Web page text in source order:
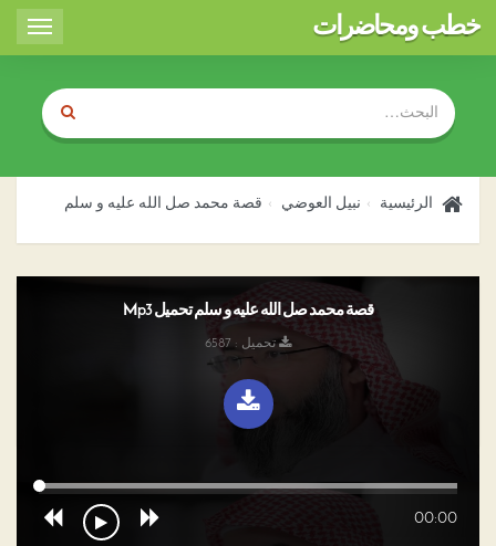
Toggle
خطب ومحاضرات
الرئيسية نبيل العوضي قصة محمد صل الله عليه و سلم
قصة محمد صل الله عليه و سلم تحميل Mp3
تحميل : 6587
00:00